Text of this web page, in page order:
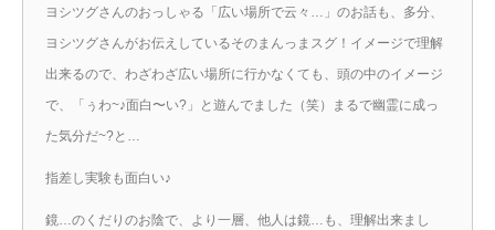
ヨシツグさんのおっしゃる「広い場所で云々…」のお話も、多分、
ヨシツグさんがお伝えしているそのまんっまスグ！イメージで理解
出来るので、わざわざ広い場所に行かなくても、頭の中のイメージ
で、「ぅわ~♪面白〜い?」と遊んでました（笑）まるで幽霊に成っ
た気分だ~?と…
指差し実験も面白い♪
鏡…のくだりのお陰で、より一層、他人は鏡…も、理解出来まし